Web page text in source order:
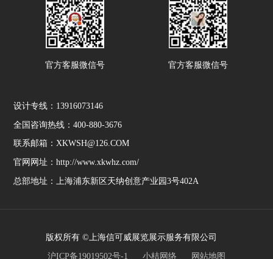
官方客服微信号 官方客服微信号
设计专线：13916073146
全国咨询热线：400-880-3676
联系邮箱：XKWSH@126.COM
官网网址：http://www.xkwhz.com/
总部地址：上海浦东新区天纳创意产业园3号402A
版权所有 ©上海信可威展览展示服务有限公司
沪ICP备19019502号-1
小桔网络 网站地图